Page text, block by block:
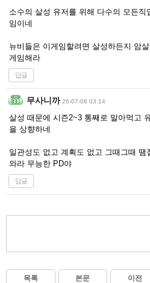
소수의 살성 유저를 위해 다수의 모든직
임이네
뉴비들은 이게임할려면 살성하든지 암
게임해라
답글
무사니까 26-07-08 03:14
살성 때문에 시즌2~3 통째로 말아먹고
을 상향하네
일관성도 없고 계획도 없고 그때그때 땜
와라 무능한 PD야
답글
목록 본문 이전